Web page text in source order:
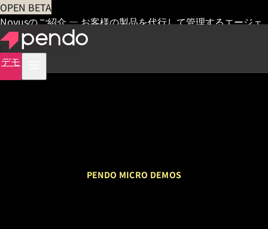
OPEN BETA
Novusのご紹介 — お客様の製品を代行して管理するエージェ
ント 早期アクセス
デモ
PENDO MICRO DEMOS